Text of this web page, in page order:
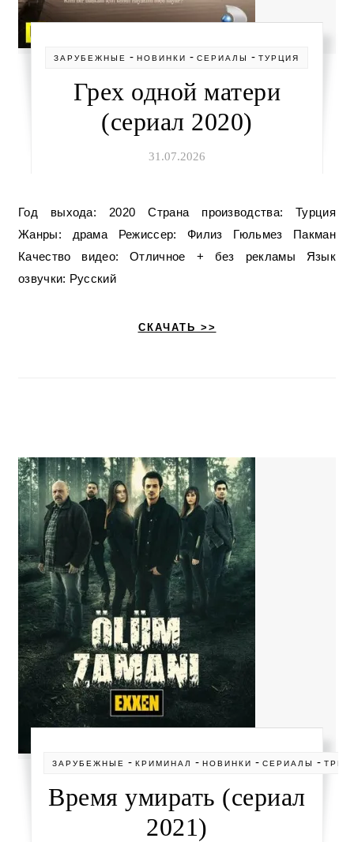
ЗАРУБЕЖНЫЕ -НОВИНКИ -СЕРИАЛЫ -ТУРЦИЯ
Грех одной матери
(сериал 2020)
31.07.2026
Год выхода: 2020 Страна производства: Турция
Жанры: драма Режиссер: Филиз Гюльмез Пакман
Качество видео: Отличное + без рекламы Язык
озвучки: Русский
СКАЧАТЬ >>
ЗАРУБЕЖНЫЕ -КРИМИНАЛ -НОВИНКИ -СЕРИАЛЫ -
Время умирать (сериал
2021)